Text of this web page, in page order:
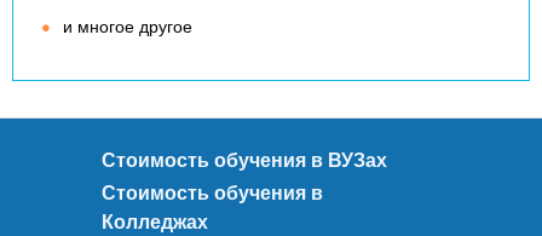
и многое другое
Стоимость обучения в ВУЗах
Стоимость обучения в
Колледжах